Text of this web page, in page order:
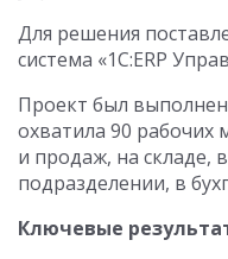
Для решения
система «1С:ERP
Проект был выполнен
охватила 90 рабочих
и продаж, на складе,
подразделении, в
Ключевые